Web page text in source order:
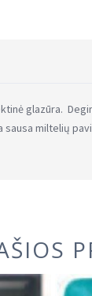
glazūra.
sausa miltelių